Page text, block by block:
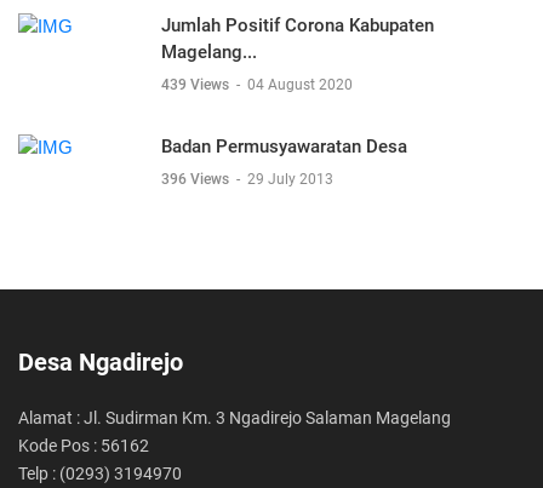
Jumlah Positif Corona Kabupaten
Magelang...
439 Views - 04 August 2020
Badan Permusyawaratan Desa
396 Views - 29 July 2013
Desa Ngadirejo
Alamat : Jl. Sudirman Km. 3 Ngadirejo Salaman Magelang
Kode Pos : 56162
Telp : (0293) 3194970